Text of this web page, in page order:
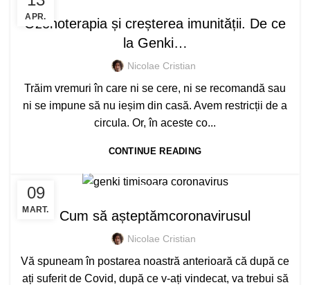
APR.
Ozonoterapia și creșterea imunității. De ce
la Genki…
Nicolae Cristian
Trăim vremuri în care ni se cere, ni se recomandă sau
ni se impune să nu ieșim din casă. Avem restricții de a
circula. Or, în aceste co...
CONTINUE READING
09
MART.
GENERAL
Cum să așteptămcoronavirusul
Nicolae Cristian
Vă spuneam în postarea noastră anterioară că după ce
ați suferit de Covid, după ce v-ați vindecat, va trebui să